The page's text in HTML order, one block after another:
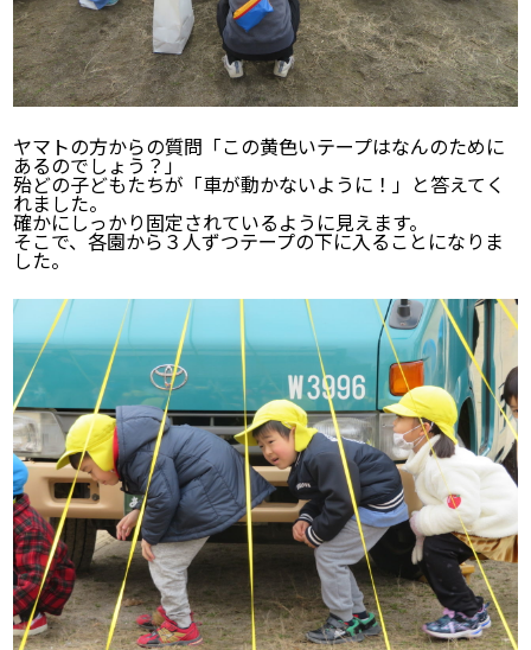
ヤマトの方からの質問「この黄色いテープはなんのために
あるのでしょう？」
殆どの子どもたちが「車が動かないように！」と答えてく
れました。
確かにしっかり固定されているように見えます。
そこで、各園から３人ずつテープの下に入ることになりま
した。